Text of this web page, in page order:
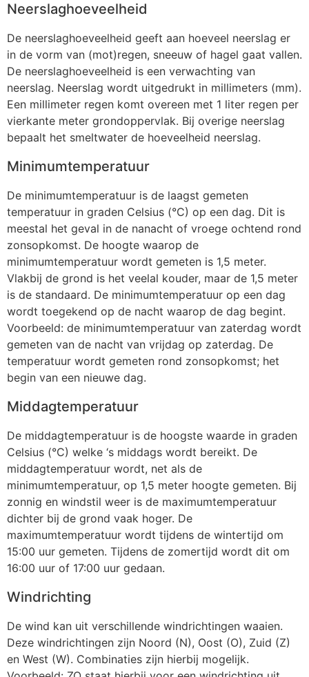
Neerslaghoeveelheid
De neerslaghoeveelheid geeft aan hoeveel neerslag er
in de vorm van (mot)regen, sneeuw of hagel gaat vallen.
De neerslaghoeveelheid is een verwachting van
neerslag. Neerslag wordt uitgedrukt in millimeters (mm).
Een millimeter regen komt overeen met 1 liter regen per
vierkante meter grondoppervlak. Bij overige neerslag
bepaalt het smeltwater de hoeveelheid neerslag.
Minimumtemperatuur
De minimumtemperatuur is de laagst gemeten
temperatuur in graden Celsius (°C) op een dag. Dit is
meestal het geval in de nanacht of vroege ochtend rond
zonsopkomst. De hoogte waarop de
minimumtemperatuur wordt gemeten is 1,5 meter.
Vlakbij de grond is het veelal kouder, maar de 1,5 meter
is de standaard. De minimumtemperatuur op een dag
wordt toegekend op de nacht waarop de dag begint.
Voorbeeld: de minimumtemperatuur van zaterdag wordt
gemeten van de nacht van vrijdag op zaterdag. De
temperatuur wordt gemeten rond zonsopkomst; het
begin van een nieuwe dag.
Middagtemperatuur
De middagtemperatuur is de hoogste waarde in graden
Celsius (°C) welke ‘s middags wordt bereikt. De
middagtemperatuur wordt, net als de
minimumtemperatuur, op 1,5 meter hoogte gemeten. Bij
zonnig en windstil weer is de maximumtemperatuur
dichter bij de grond vaak hoger. De
maximumtemperatuur wordt tijdens de wintertijd om
15:00 uur gemeten. Tijdens de zomertijd wordt dit om
16:00 uur of 17:00 uur gedaan.
Windrichting
De wind kan uit verschillende windrichtingen waaien.
Deze windrichtingen zijn Noord (N), Oost (O), Zuid (Z)
en West (W). Combinaties zijn hierbij mogelijk.